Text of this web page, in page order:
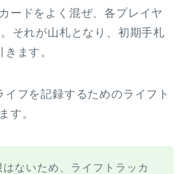
ードをよく混ぜ、各プレイヤ
それが山札となり、初期手札
ます。
フを記録するためのライフト
す。
ないため、ライフトラッカ